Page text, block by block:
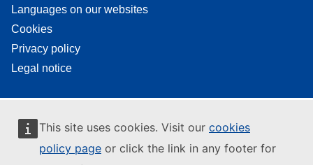
This site uses cookies. Visit our cookies
policy page or click the link in any footer for
Languages on our websites
Cookies
Privacy policy
Legal notice